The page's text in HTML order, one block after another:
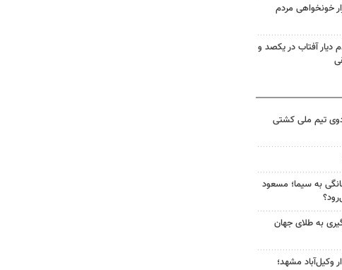
خونخواهی مردم
دیار آفتاب در یکصد و
تیم ملی کشتی
به سیما؛ مسعود
به طلای جهان
وکیل‌آباد مشهد؛